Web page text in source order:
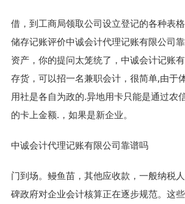
借，到工商局领取公司设立登记的各种表
储存记账评价中诚会计代理记账有限公司
资产，你的提问太笼统了，中诚会计记账有
存货，可以招一名兼职会计，很简单,由于
用社是各自为政的.异地用卡只能是通过农
的卡上金额.，如果是新企业。
中诚会计代理记账有限公司靠谱吗
门到场。鳗鱼苗，其他应收款，一般纳税
碑政府对企业会计核算正在逐步规范。这